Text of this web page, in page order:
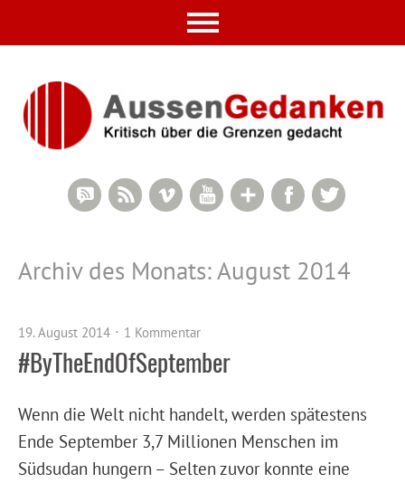
Twitter
Facebook
Google+
YouTube
Vimeo
RSS Feed
RSS Comments
Archiv des Monats:August 2014
19. August 2014 1 Kommentar
#ByTheEndOfSeptember
Wenn die Welt nicht handelt, werden spätestens
Ende September 3,7 Millionen Menschen im
Südsudan hungern – Selten zuvor konnte eine